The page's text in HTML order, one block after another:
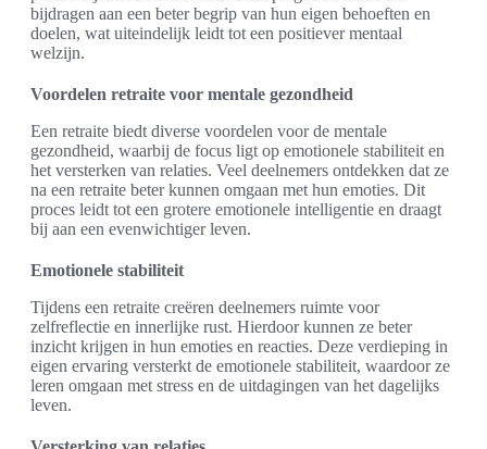
bijdragen aan een beter begrip van hun eigen behoeften en
doelen, wat uiteindelijk leidt tot een positiever mentaal
welzijn.
Voordelen retraite voor mentale gezondheid
Een retraite biedt diverse voordelen voor de mentale
gezondheid, waarbij de focus ligt op emotionele stabiliteit en
het versterken van relaties. Veel deelnemers ontdekken dat ze
na een retraite beter kunnen omgaan met hun emoties. Dit
proces leidt tot een grotere emotionele intelligentie en draagt
bij aan een evenwichtiger leven.
Emotionele stabiliteit
Tijdens een retraite creëren deelnemers ruimte voor
zelfreflectie en innerlijke rust. Hierdoor kunnen ze beter
inzicht krijgen in hun emoties en reacties. Deze verdieping in
eigen ervaring versterkt de emotionele stabiliteit, waardoor ze
leren omgaan met stress en de uitdagingen van het dagelijks
leven.